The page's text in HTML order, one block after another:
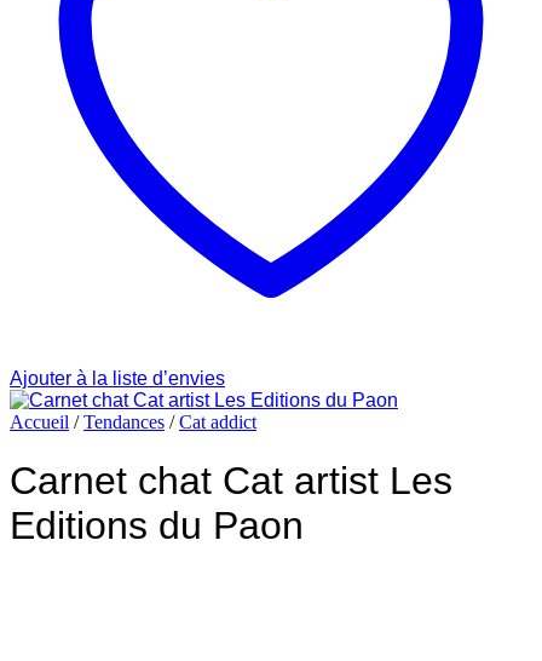
Ajouter à la liste d’envies
Accueil / Tendances / Cat addict
Carnet chat Cat artist Les
Editions du Paon